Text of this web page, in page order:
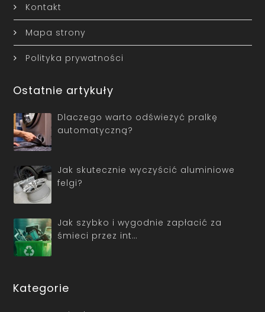
Kontakt
Mapa strony
Polityka prywatności
Ostatnie artykuły
Dlaczego warto odświeżyć pralkę
automatyczną?
Jak skutecznie wyczyścić aluminiowe
felgi?
Jak szybko i wygodnie zapłacić za
śmieci przez int…
Kategorie